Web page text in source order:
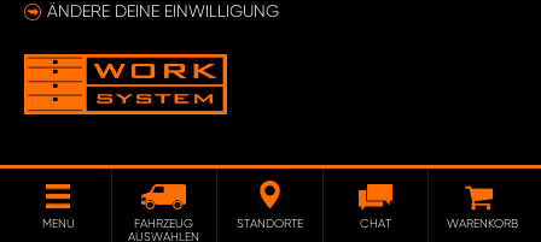
ÄNDERE DEINE EINWILLIGUNG
MENÜ
FAHRZEUG
AUSWÄHLEN
STANDORTE CHAT WARENKORB